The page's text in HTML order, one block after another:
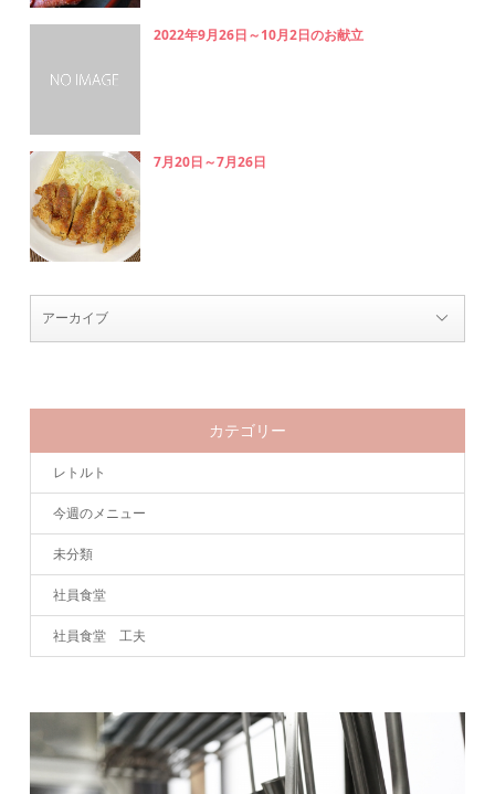
2022年9月26日～10月2日のお献立
7月20日～7月26日
カテゴリー
レトルト
今週のメニュー
未分類
社員食堂
社員食堂 工夫